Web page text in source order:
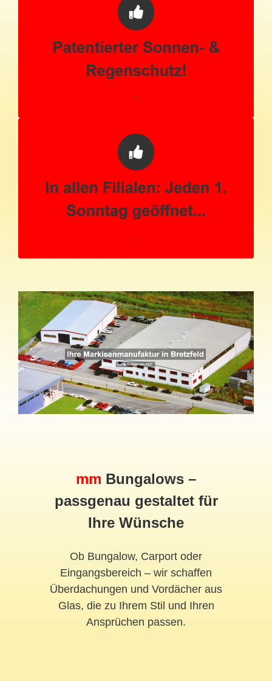
mm Bungalows –
passgenau gestaltet für
Ihre Wünsche
Ob Bungalow, Carport oder
Eingangsbereich – wir schaffen
Überdachungen und Vordächer aus
Glas, die zu Ihrem Stil und Ihren
Ansprüchen passen.